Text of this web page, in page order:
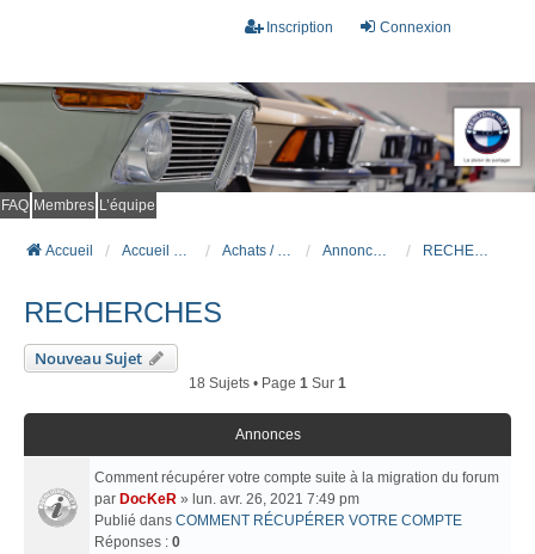
Connexion
Inscription
FAQ Membres L’équipe
Accueil Accueil du forum Achats / Ventes BMW Annonces de véhicules BMW RECHERCHES
RECHERCHES
Nouveau Sujet
18 Sujets • Page 1 Sur 1
Annonces
Comment récupérer votre compte suite à la migration du forum
par DocKeR » lun. avr. 26, 2021 7:49 pm
Publié dans COMMENT RÉCUPÉRER VOTRE COMPTE
Réponses : 0